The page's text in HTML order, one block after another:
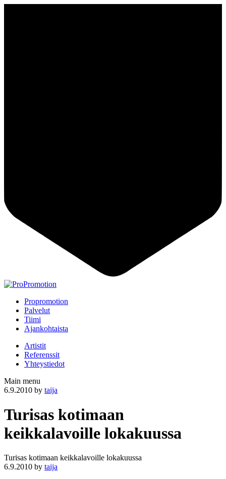
Propromotion
Palvelut
Tiimi
Ajankohtaista
Artistit
Referenssit
Yhteystiedot
Main menu
6.9.2010 by taija
Turisas kotimaan
keikkalavoille lokakuussa
Turisas kotimaan keikkalavoille lokakuussa
6.9.2010 by taija